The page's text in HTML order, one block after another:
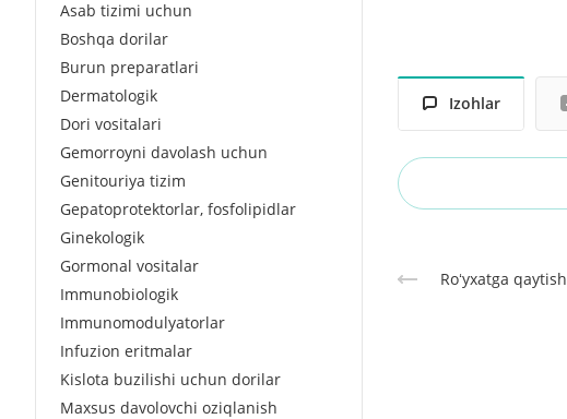
Izohlar
Roʻyxatga qaytish
Asab tizimi uchun
Boshqa dorilar
Burun preparatlari
Dermatologik
Dori vositalari
Gemorroyni davolash uchun
Genitouriya tizim
Gepatoprotektorlar, fosfolipidlar
Ginekologik
Gormonal vositalar
Immunobiologik
Immunomodulyatorlar
Infuzion eritmalar
Kislota buzilishi uchun dorilar
Maxsus davolovchi oziqlanish